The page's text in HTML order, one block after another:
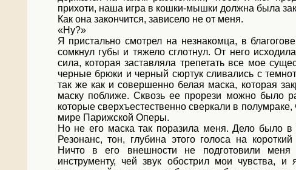
прихоти, наша игра в кошки-мышки должна была
Как она закончится, зависело не от меня.
«Ну?»
Я пристально смотрел на незнакомца, в
сомкнул губы и тяжело сглотнул. От него
сила, которая заставляла трепетать все мое
черные брюки и черный сюртук сливались с
так же как и совершенно белая маска, которая
маску поближе. Сквозь ее прорези можно было
которые сверхъестественно сверкали в
мире Парижской Оперы.
Но не его маска так поразила меня. Дело было в
Резонанс, тон, глубина этого голоса на
Ничто в его внешности не подготовили меня
инструменту, чей звук обострил мои чувства,